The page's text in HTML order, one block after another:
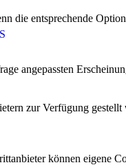
die entsprechende
angepassten
zur Verfügung
können eigene